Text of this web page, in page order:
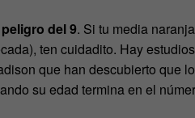
del 9. Si tu media
ten cuidadito. Hay
que han descubierto que
su edad termina en el